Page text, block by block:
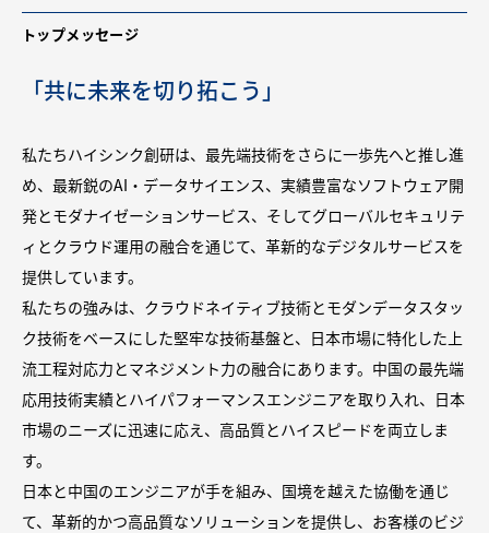
トップメッセージ
「共に未来を切り拓こう」
私たちハイシンク創研は、最先端技術をさらに一歩先へと推し進
め、最新鋭のAI・データサイエンス、実績豊富なソフトウェア開
発とモダナイゼーションサービス、そしてグローバルセキュリテ
ィとクラウド運用の融合を通じて、革新的なデジタルサービスを
提供しています。
私たちの強みは、クラウドネイティブ技術とモダンデータスタッ
ク技術をベースにした堅牢な技術基盤と、日本市場に特化した上
流工程対応力とマネジメント力の融合にあります。中国の最先端
応用技術実績とハイパフォーマンスエンジニアを取り入れ、日本
市場のニーズに迅速に応え、高品質とハイスピードを両立しま
す。
日本と中国のエンジニアが手を組み、国境を越えた協働を通じ
て、革新的かつ高品質なソリューションを提供し、お客様のビジ